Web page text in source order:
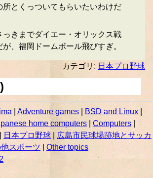
所とくっついてもらいたいわけだ
っきまでダイエー・オリックス戦
が、福岡ドームボール飛びすぎ。
カテゴリ: 日本プロ野球
Adventure games BSD and Linux
home computers
Computers
日本プロ野球
広島市民球場跡地とサッカ
スポーツ
Other topics